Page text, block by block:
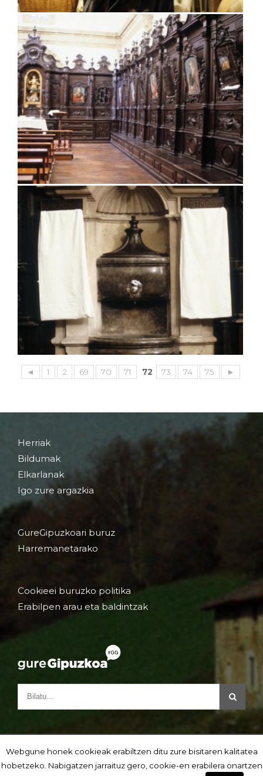
◄ 1 2 69 70 71 72 73 74 75 ►
Herriak
Bildumak
Elkarlanak
Igo zure argazkia
GureGipuzkoari buruz
Harremanetarako
Cookieei buruzko politika
Erabilpen arau eta baldintzak
Webgune honek cookieak erabiltzen ditu zure bisitaren kalitatea
hobetzeko. Nabigatzen jarraituz gero, cookie-en erabilera onartzen